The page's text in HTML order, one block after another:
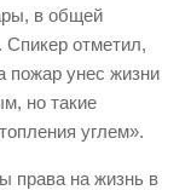
в общей
Спикер отметил,
пожар унес жизни
но такие
углем».
права на жизнь в